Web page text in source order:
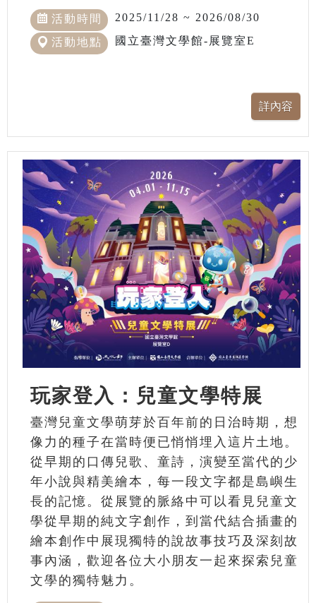
活動時間 2025/11/28 ~ 2026/08/30
活動地點 國立臺灣文學館-展覽室E
玩家登入：兒童文學特展
臺灣兒童文學萌芽於百年前的日治時期，想
像力的種子在當時便已悄悄埋入這片土地。
從早期的口傳兒歌、童詩，演變至當代的少
年小說與精美繪本，每一段文字都是島嶼生
長的記憶。從展覽的脈絡中可以看見兒童文
學從早期的純文字創作，到當代結合插畫的
繪本創作中展現獨特的說故事技巧及深刻故
事內涵，歡迎各位大小朋友一起來探索兒童
文學的獨特魅力。